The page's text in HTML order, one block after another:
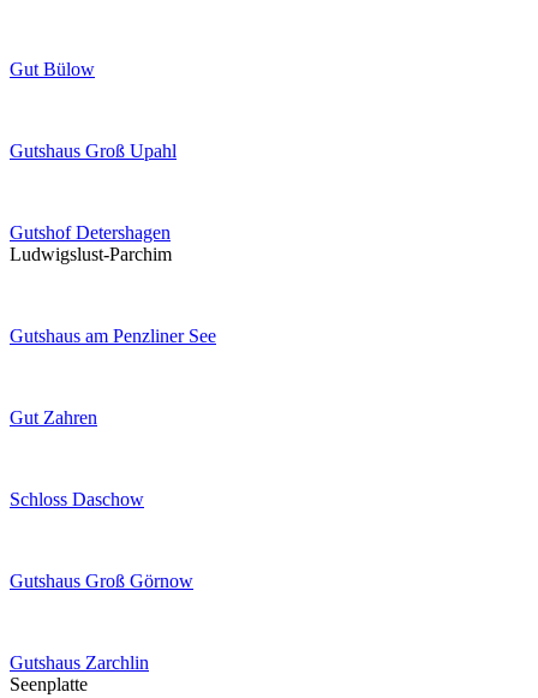
Gut Bülow
Gutshaus Groß Upahl
Gutshof Detershagen
Ludwigslust-Parchim
Gutshaus am Penzliner See
Gut Zahren
Schloss Daschow
Gutshaus Groß Görnow
Gutshaus Zarchlin
Seenplatte